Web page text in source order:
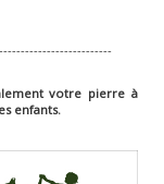
votre pierre à
enfants.